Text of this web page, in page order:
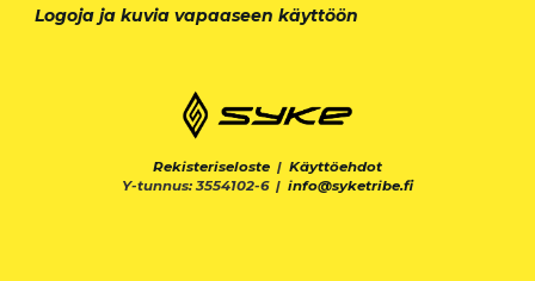
Logoja ja kuvia vapaaseen käyttöön
Rekisteriseloste | Käyttöehdot
Y-tunnus: 3554102-6 | info@syketribe.fi